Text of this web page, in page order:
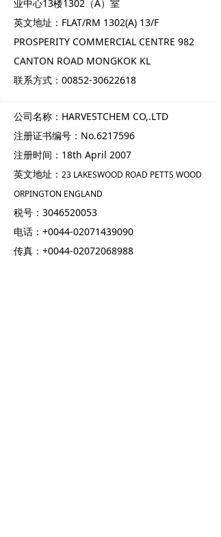
业中心13楼1302（A）室
英文地址：FLAT/RM 1302(A) 13/F
PROSPERITY COMMERCIAL CENTRE 982
CANTON ROAD MONGKOK KL
联系方式：00852-30622618
公司名称：HARVESTCHEM CO,.LTD
注册证书编号：No.6217596
注册时间：18th April 2007
英文地址： 23 LAKESWOOD ROAD PETTS WOOD
ORPINGTON ENGLAND
税号：3046520053
电话：+0044-02071439090
传真：+0044-02072068988